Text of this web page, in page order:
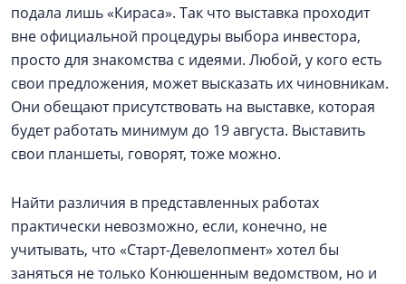
подала лишь «Кираса». Так что выставка проходит
вне официальной процедуры выбора инвестора,
просто для знакомства с идеями. Любой, у кого есть
свои предложения, может высказать их чиновникам.
Они обещают присутствовать на выставке, которая
будет работать минимум до 19 августа. Выставить
свои планшеты, говорят, тоже можно.
Найти различия в представленных работах
практически невозможно, если, конечно, не
учитывать, что «Старт-Девелопмент» хотел бы
заняться не только Конюшенным ведомством, но и